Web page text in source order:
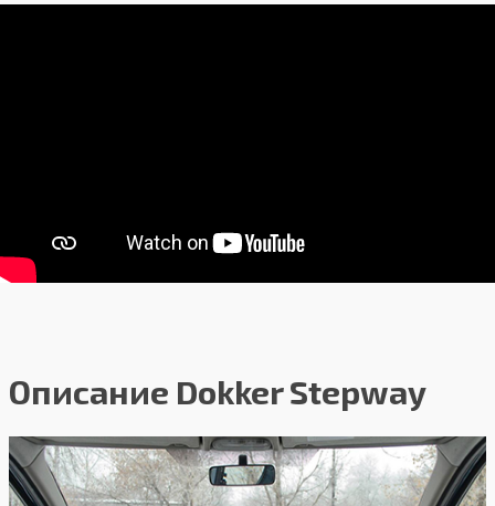
подвеска:
Задние
тормоза:
Барабанные
Описание Dokker Stepway